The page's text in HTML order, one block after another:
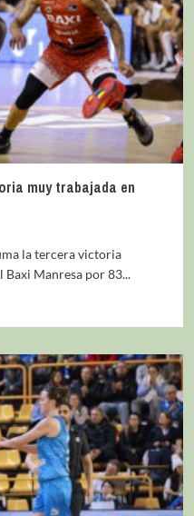
muy trabajada en
la tercera victoria
Baxi Manresa por 83...